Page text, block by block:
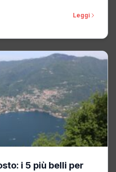
Leggi
i 5 più belli per